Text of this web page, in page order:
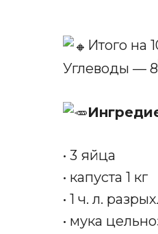
Итого на
Углеводы — 8
• 3 яйца
• капуста 1 кг
• 1 ч. л.
• мука